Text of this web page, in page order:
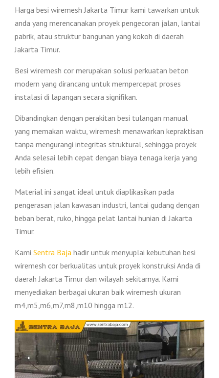
Harga besi wiremesh Jakarta Timur kami tawarkan untuk
anda yang merencanakan proyek pengecoran jalan, lantai
pabrik, atau struktur bangunan yang kokoh di daerah
Jakarta Timur.
Besi wiremesh cor merupakan solusi perkuatan beton
modern yang dirancang untuk mempercepat proses
instalasi di lapangan secara signifikan.
Dibandingkan dengan perakitan besi tulangan manual
yang memakan waktu, wiremesh menawarkan kepraktisan
tanpa mengurangi integritas struktural, sehingga proyek
Anda selesai lebih cepat dengan biaya tenaga kerja yang
lebih efisien.
Material ini sangat ideal untuk diaplikasikan pada
pengerasan jalan kawasan industri, lantai gudang dengan
beban berat, ruko, hingga pelat lantai hunian di Jakarta
Timur.
Kami Sentra Baja hadir untuk menyuplai kebutuhan besi
wiremesh cor berkualitas untuk proyek konstruksi Anda di
daerah Jakarta Timur dan wilayah sekitarnya. Kami
menyediakan berbagai ukuran baik wiremesh ukuran
m4,m5,m6,m7,m8,m10 hingga m12.